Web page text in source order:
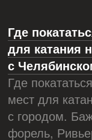
Где
для катания
с
Где
мест для
с городом.
форель,